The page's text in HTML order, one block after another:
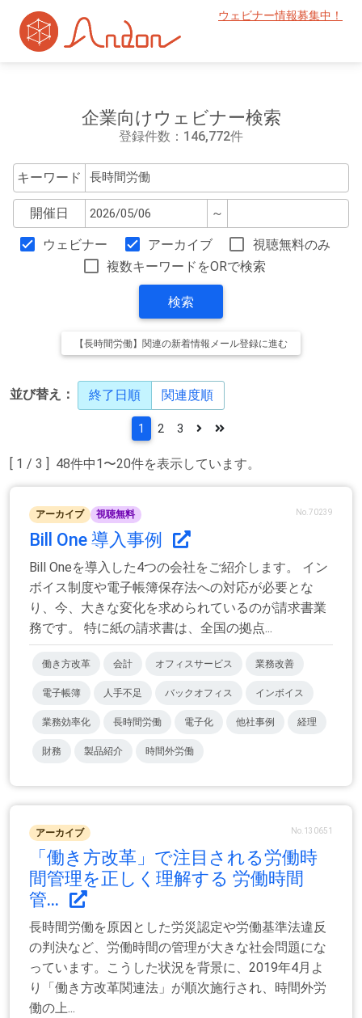
ウェビナー情報募集中！
企業向けウェビナー検索
登録件数：146,772件
キーワード
開催日 ～
ウェビナー アーカイブ
視聴無料のみ
複数キーワードをORで検索
検索
【長時間労働】関連の新着情報メール登録に進む
並び替え： 終了日順 関連度順
[ 1 / 3 ] 48件中1〜20件を表示しています。
1 2 3
アーカイブ 視聴無料 No.70239
Bill One 導入事例
Bill Oneを導入した4つの会社をご紹介します。 イン
ボイス制度や電子帳簿保存法への対応が必要とな
り、今、大きな変化を求められているのが請求書業
務です。 特に紙の請求書は、全国の拠点...
働き方改革 会計 オフィスサービス 業務改善
電子帳簿 人手不足 バックオフィス インボイス
業務効率化 長時間労働 電子化 他社事例 経理
財務 製品紹介 時間外労働
アーカイブ No.130651
「働き方改革」で注目される労働時
間管理を正しく理解する 労働時間
管...
長時間労働を原因とした労災認定や労働基準法違反
の判決など、労働時間の管理が大きな社会問題にな
っています。こうした状況を背景に、2019年4月よ
り「働き方改革関連法」が順次施行され、時間外労
働の上...